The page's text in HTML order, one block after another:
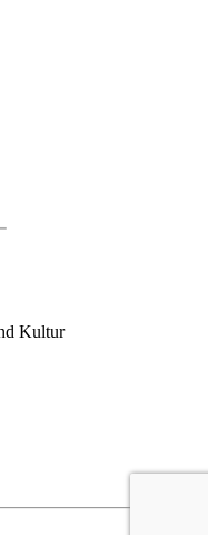
Kultur